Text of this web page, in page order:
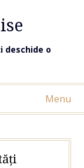
deschide o
Menu